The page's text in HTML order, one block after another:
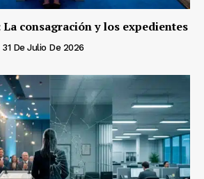
consagración y los expedientes
31 De Julio De 2026